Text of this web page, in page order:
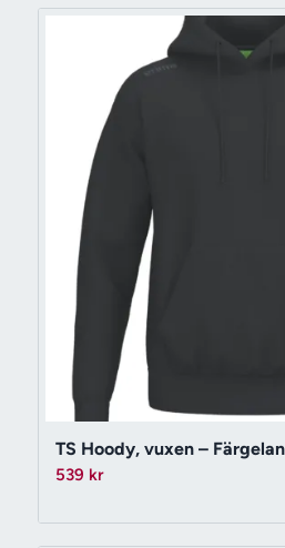
TS Hoody, vuxen –
539 kr